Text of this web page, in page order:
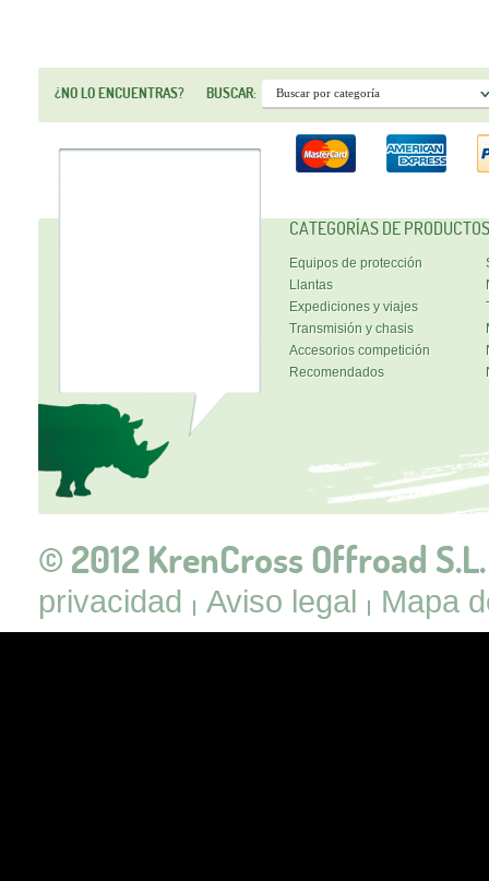
¿NO LO ENCUENTRAS? BUSCAR:
CATEGORÍAS DE PRODUCTOS
Equipos de protección
Llantas
Expediciones y viajes
Transmisión y chasis
Accesorios competición
Recomendados
© 2012 KrenCross Offroad S.L.
privacidad Aviso legal Mapa